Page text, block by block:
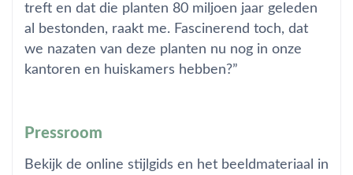
treft en dat die planten 80 miljoen jaar geleden
al bestonden, raakt me. Fascinerend toch, dat
we nazaten van deze planten nu nog in onze
kantoren en huiskamers hebben?”
Pressroom
Bekijk de online stijlgids en het beeldmateriaal in